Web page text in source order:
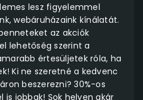
lesz figyelemmel
webáruházaink kínálatát.
az akciók
lehetőség szerint a
értesüljetek róla, ha
Ki ne szeretné a kedvenc
beszerezni? 30%-os
is jobbak! Sok helyen akár